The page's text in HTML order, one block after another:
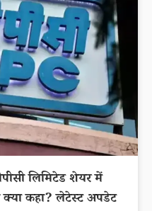
लिमिटेड शेयर में
कहा? लेटेस्ट अपडेट